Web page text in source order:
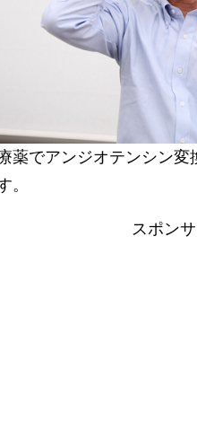
薬でアンジオテンシン変
。
スポン